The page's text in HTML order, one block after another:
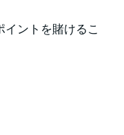
ントを賭けるこ